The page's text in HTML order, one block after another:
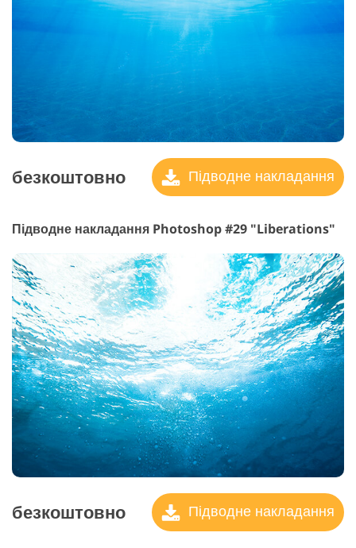
безкоштовно Підводне накладання
Підводне накладання Photoshop #29 "Liberations"
безкоштовно Підводне накладання